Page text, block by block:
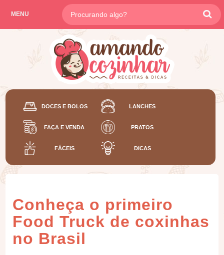
MENU
DOCES E BOLOS LANCHES
FAÇA E VENDA PRATOS
FÁCEIS DICAS
Conheça o primeiro
Food Truck de coxinhas
no Brasil